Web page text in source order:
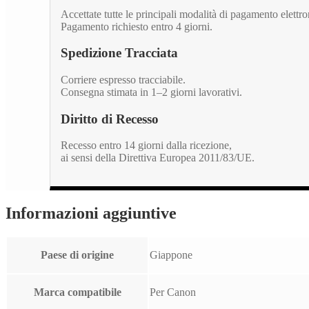
Accettate tutte le principali modalità di pagamento
Pagamento richiesto entro 4 giorni.
Spedizione Tracciata
Corriere espresso tracciabile.
Consegna stimata in 1–2 giorni lavorativi.
Diritto di Recesso
Recesso entro 14 giorni dalla ricezione,
ai sensi della Direttiva Europea 2011/83/UE.
Informazioni aggiuntive
Paese di origine Giappone
Marca compatibile Per Canon